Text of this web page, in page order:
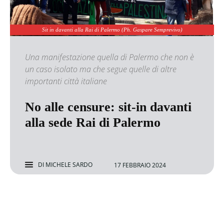
Sit in davanti alla Rai di Palermo (Ph. Gaspare Semprevivo)
Una manifestazione quella di Palermo che non è
un caso isolato ma che segue quelle di altre
importanti città italiane
No alle censure: sit-in davanti
alla sede Rai di Palermo
DI MICHELE SARDO 17 FEBBRAIO 2024